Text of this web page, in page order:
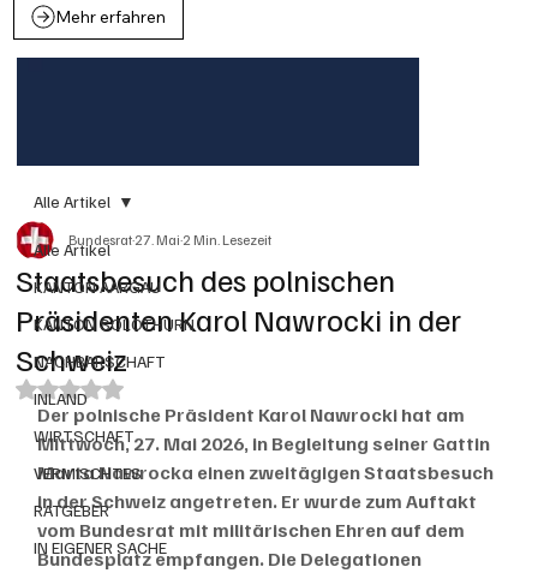
Mehr erfahren
Alle Artikel
KANTON AARGAU
KANTON SOLOTHURN
NACHBARSCHAFT
INLAND
WIRTSCHAFT
VERMISCHTES
RATGEBER
IN EIGENER SACHE
Alle Artikel
Staatsbesuch des polnischen
Präsidenten Karol Nawrocki in der
Schweiz
Bundesrat27. Mai2 Min. Lesezeit
Mit NaN von 5 Sternen bewertet.
Der polnische Präsident Karol Nawrocki hat am
Mittwoch, 27. Mai 2026, in Begleitung seiner Gattin
Marta Nawrocka einen zweitägigen Staatsbesuch
in der Schweiz angetreten. Er wurde zum Auftakt
vom Bundesrat mit militärischen Ehren auf dem
Bundesplatz empfangen. Die Delegationen